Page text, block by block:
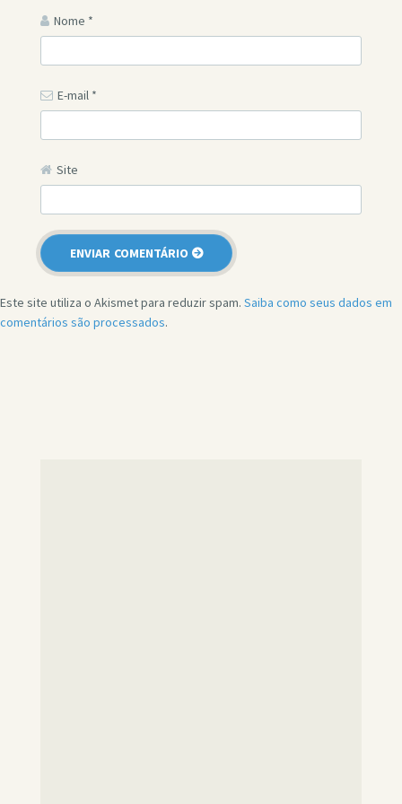
Nome *
E-mail *
Site
Este site utiliza o Akismet para reduzir spam. Saiba como seus dados em
comentários são processados.